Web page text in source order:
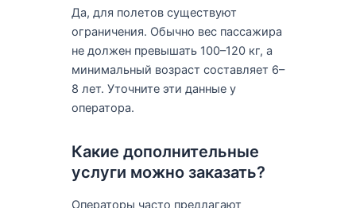
Да, для полетов существуют
ограничения. Обычно вес пассажира
не должен превышать 100–120 кг, а
минимальный возраст составляет 6–
8 лет. Уточните эти данные у
оператора.
Какие дополнительные
услуги можно заказать?
Операторы часто предлагают